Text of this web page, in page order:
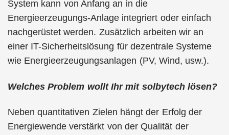
System kann von Anfang an in die
Energieerzeugungs-Anlage integriert oder einfach
nachgerüstet werden. Zusätzlich arbeiten wir an
einer IT-Sicherheitslösung für dezentrale Systeme
wie Energieerzeugungsanlagen (PV, Wind, usw.).
Welches Problem wollt Ihr mit solbytech lösen?
Neben quantitativen Zielen hängt der Erfolg der
Energiewende verstärkt von der Qualität der